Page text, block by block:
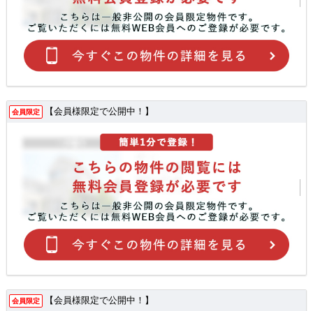
会員限定 【会員様限定で公開中！】
会員限定 【会員様限定で公開中！】